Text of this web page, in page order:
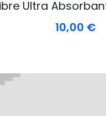
Ultra
10,00 €